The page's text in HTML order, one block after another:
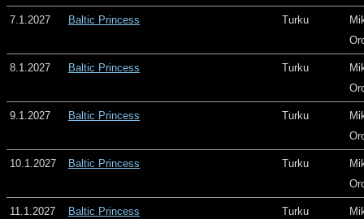
7.1.2027 Baltic Princess Turku
8.1.2027 Baltic Princess Turku
9.1.2027 Baltic Princess Turku
10.1.2027 Baltic Princess Turku
11.1.2027 Baltic Princess Turku